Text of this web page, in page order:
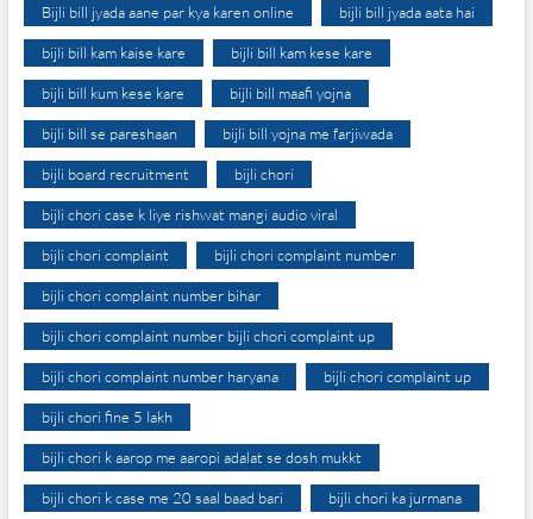
Bijli bill jyada aane par kya karen online bijli bill jyada aata hai
bijli bill kam kaise kare bijli bill kam kese kare
bijli bill kum kese kare bijli bill maafi yojna
bijli bill se pareshaan bijli bill yojna me farjiwada
bijli board recruitment bijli chori
bijli chori case k liye rishwat mangi audio viral
bijli chori complaint bijli chori complaint number
bijli chori complaint number bihar
bijli chori complaint number bijli chori complaint up
bijli chori complaint number haryana bijli chori complaint up
bijli chori fine 5 lakh
bijli chori k aarop me aaropi adalat se dosh mukkt
bijli chori k case me 20 saal baad bari bijli chori ka jurmana